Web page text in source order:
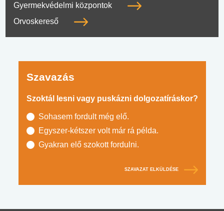
Gyermekvédelmi központok
Orvoskereső
Szavazás
Szoktál lesni vagy puskázni dolgozatíráskor?
Sohasem fordult még elő.
Egyszer-kétszer volt már rá példa.
Gyakran elő szokott fordulni.
SZAVAZAT ELKÜLDÉSE